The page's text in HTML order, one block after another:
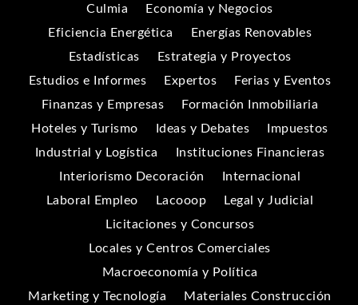
Culmia
Economía y Negocios
Eficiencia Energética
Energías Renovables
Estadísticas
Estrategia y Proyectos
Estudios e Informes
Expertos
Ferias y Eventos
Finanzas y Empresas
Formación Inmobiliaria
Hoteles y Turismo
Ideas y Debates
Impuestos
Industrial y Logística
Instituciones Financieras
Interiorismo Decoración
Internacional
Laboral Empleo
Lacooop
Legal y Judicial
Licitaciones y Concursos
Locales y Centros Comerciales
Macroeconomía y Política
Marketing y Tecnología
Materiales Construcción